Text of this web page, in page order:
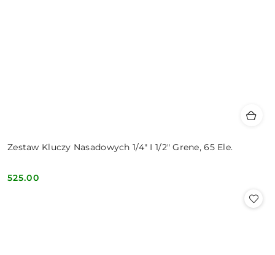
Zestaw Kluczy Nasadowych 1/4" I 1/2" Grene, 65 Ele.
Cena:
525.00